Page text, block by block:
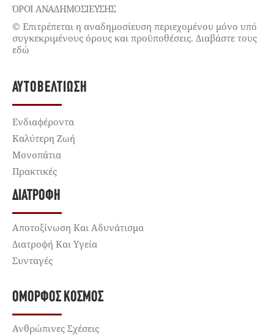
ΌΡΟΙ ΑΝΑΔΗΜΟΣΙΕΥΣΗΣ
© Επιτρέπεται η αναδημοσίευση περιεχομένου μόνο υπό
συγκεκριμένους όρους και προϋποθέσεις. Διαβάστε τους
εδώ
ΑΥΤΟΒΕΛΤΊΩΣΗ
Ενδιαφέροντα
Καλύτερη Ζωή
Μονοπάτια
Πρακτικές
ΔΙΑΤΡΟΦΉ
Αποτοξίνωση Και Αδυνάτισμα
Διατροφή Και Υγεία
Συνταγές
ΌΜΟΡΦΟΣ ΚΌΣΜΟΣ
Ανθρώπινες Σχέσεις